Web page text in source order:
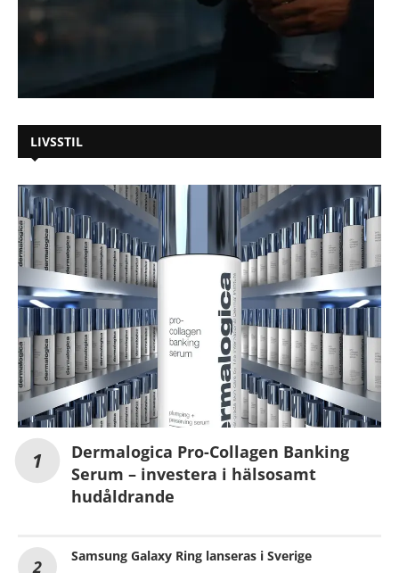
LIVSSTIL
Dermalogica Pro-Collagen Banking
Serum – investera i hälsosamt
hudåldrande
Samsung Galaxy Ring lanseras i Sverige